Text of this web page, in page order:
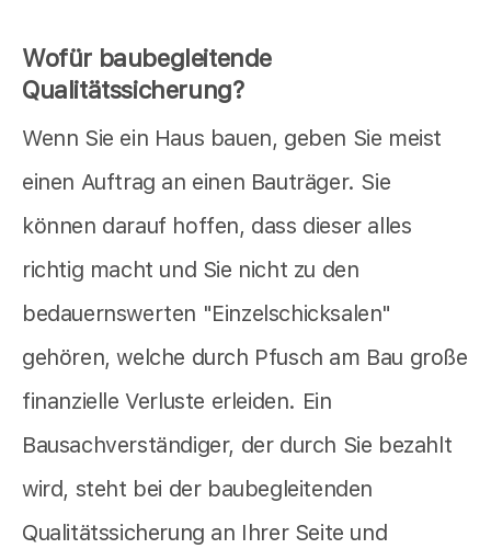
Wofür baubegleitende
Qualitätssicherung?
Wenn Sie ein Haus bauen, geben Sie meist
einen Auftrag an einen Bauträger. Sie
können darauf hoffen, dass dieser alles
richtig macht und Sie nicht zu den
bedauernswerten "Einzelschicksalen"
gehören, welche durch Pfusch am Bau große
finanzielle Verluste erleiden. Ein
Bausachverständiger, der durch Sie bezahlt
wird, steht bei der baubegleitenden
Qualitätssicherung an Ihrer Seite und